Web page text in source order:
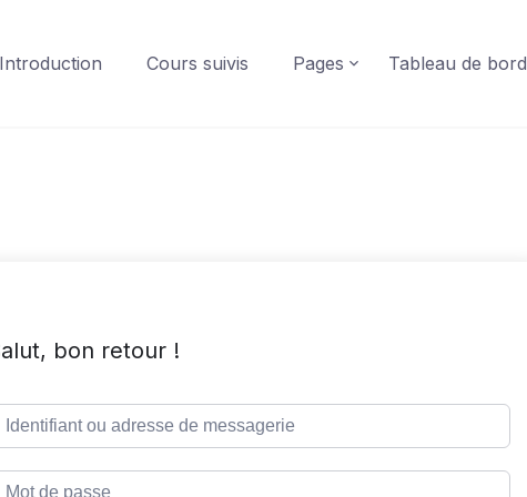
Introduction Cours suivis Pages Tableau de bord
bon retour !